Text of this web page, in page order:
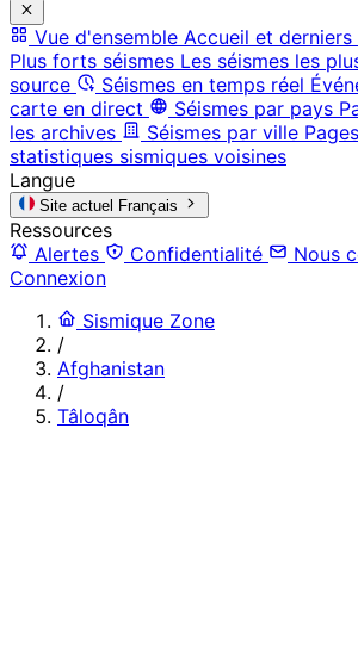
Vue d'ensemble Accueil et
Plus forts séismes Les séismes les
source
Séismes en temps réel
carte en direct
Séismes par pays
les archives
Séismes par ville
statistiques sismiques voisines
Langue
Site actuel Français
Ressources
Alertes
Confidentialité
Nous
Connexion
Sismique Zone
/
Afghanistan
/
Tâloqân